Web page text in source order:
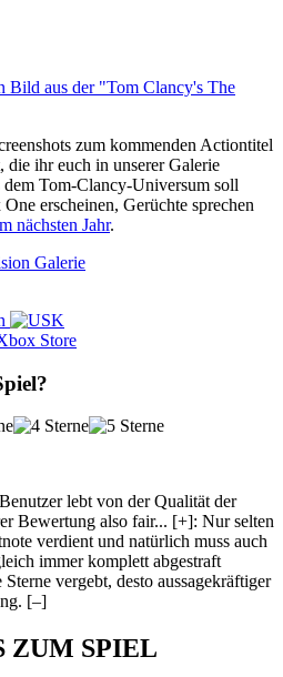
Bild aus der "Tom Clancy's The
zum kommenden Actiontitel
ihr euch in unserer Galerie
dem Tom-Clancy-Universum soll
erscheinen, Gerüchte sprechen
nächsten Jahr.
Galerie
Store
lebt von der Qualität der
Bewertung also fair... [+]: Nur selten
verdient und natürlich muss auch
immer komplett abgestraft
vergebt, desto aussagekräftiger
[–]
ZUM SPIEL